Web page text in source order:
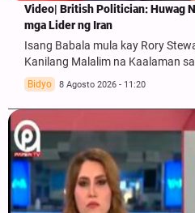
Video| British Politician: Huwag
mga Lider ng Iran
Isang Babala mula kay Rory
Kanilang Malalim na Kaalaman
Bidyo 8 Agosto 2026 - 11:20